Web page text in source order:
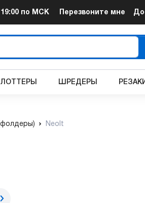
по МСК Перезвоните мне
ШРЕДЕРЫ
Neolt